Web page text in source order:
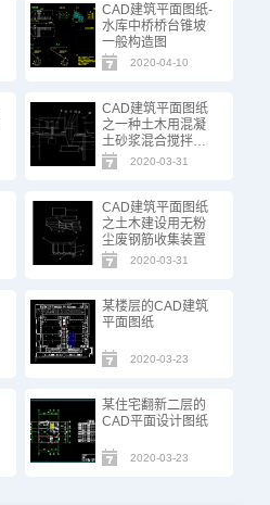
CAD建筑平面图纸-
水库中桥桥台锥坡
一般构造图
2020-04-10
CAD建筑平面图纸
之一种土木用混凝
土砂浆混合搅拌设
备
2020-03-31
CAD建筑平面图纸
之土木建设用无粉
尘废钢筋收集装置
2020-03-31
某楼层的CAD建筑
平面图纸
2020-03-23
某住宅翻新二层的
CAD平面设计图纸
2020-03-23